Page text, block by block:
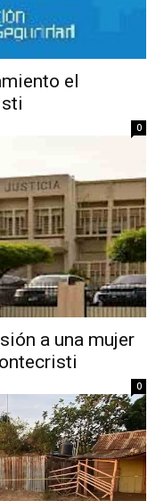
el
0
a una mujer
0